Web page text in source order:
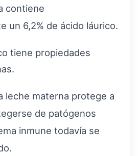
contiene
un 6,2% de ácido láurico.
tiene propiedades
leche materna protege a
de patógenos
inmune todavía se